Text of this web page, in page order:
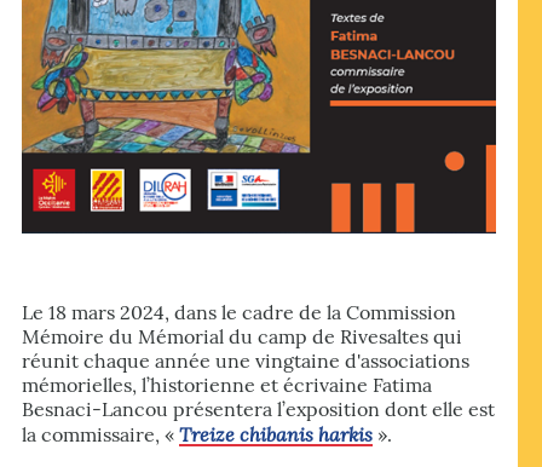
Le 18 mars 2024, dans le cadre de la Commission
Mémoire du Mémorial du camp de Rivesaltes qui
réunit chaque année une vingtaine d'associations
mémorielles, l’historienne et écrivaine Fatima
Besnaci-Lancou présentera l’exposition dont elle est
la commissaire, « Treize chibanis harkis ».